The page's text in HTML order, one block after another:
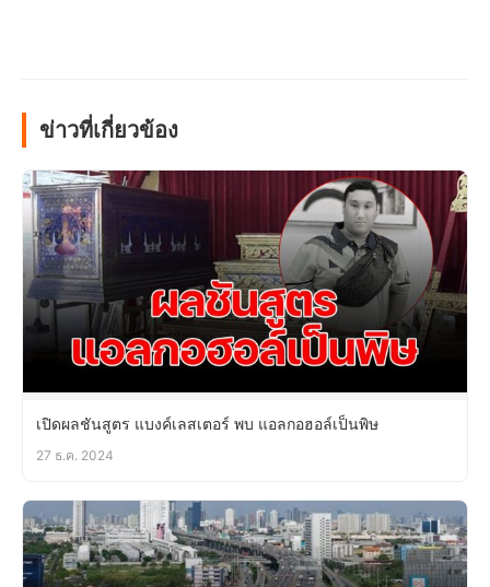
ข่าวที่เกี่ยวข้อง
เปิดผลชันสูตร แบงค์เลสเตอร์ พบ แอลกอฮอล์เป็นพิษ
27 ธ.ค. 2024